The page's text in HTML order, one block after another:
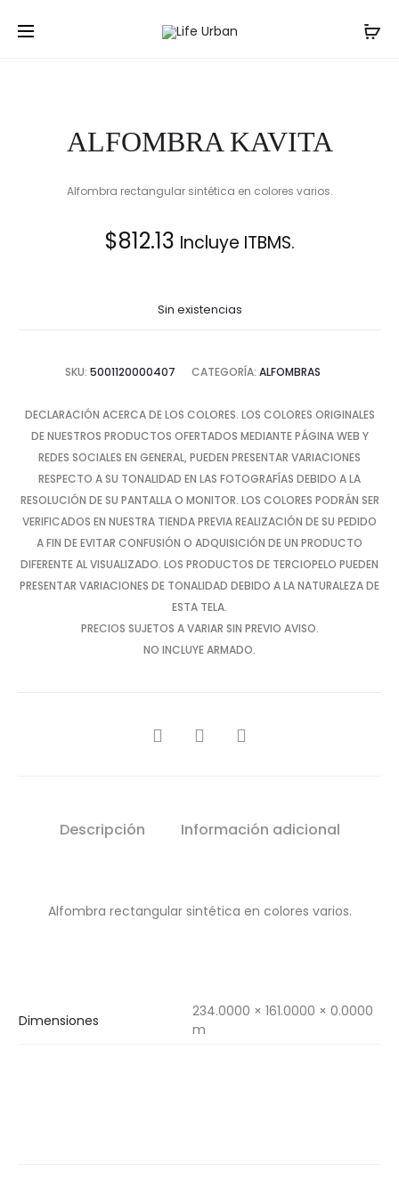
Inicio ALFOMBRA KAVITA
ALFOMBRA KAVITA
Alfombra rectangular sintética en colores varios.
$812.13 Incluye ITBMS.
Sin existencias
SKU: 5001120000407 CATEGORÍA: ALFOMBRAS
DECLARACIÓN ACERCA DE LOS COLORES. LOS COLORES ORIGINALES
DE NUESTROS PRODUCTOS OFERTADOS MEDIANTE PÁGINA WEB Y
REDES SOCIALES EN GENERAL, PUEDEN PRESENTAR VARIACIONES
RESPECTO A SU TONALIDAD EN LAS FOTOGRAFÍAS DEBIDO A LA
RESOLUCIÓN DE SU PANTALLA O MONITOR. LOS COLORES PODRÁN SER
VERIFICADOS EN NUESTRA TIENDA PREVIA REALIZACIÓN DE SU PEDIDO
A FIN DE EVITAR CONFUSIÓN O ADQUISICIÓN DE UN PRODUCTO
DIFERENTE AL VISUALIZADO. LOS PRODUCTOS DE TERCIOPELO PUEDEN
PRESENTAR VARIACIONES DE TONALIDAD DEBIDO A LA NATURALEZA DE
ESTA TELA.
PRECIOS SUJETOS A VARIAR SIN PREVIO AVISO.
NO INCLUYE ARMADO.
SHARE
Descripción Información adicional
Alfombra rectangular sintética en colores varios.
Dimensiones
234.0000 × 161.0000 × 0.0000
m